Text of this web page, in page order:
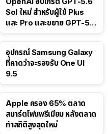
Sol ใหม่ สำหรับผู้ใช้ Plus
และ Pro และขยาย GPT-5.6
อุปกรณ์ Samsung Galaxy
ที่คาดว่าจะรองรับ One UI
9.5
Apple ครอง 65% ตลาด
สมาร์ตโฟนพรีเมียม หลังตลาด
ทำสถิติสูงสุดใหม่